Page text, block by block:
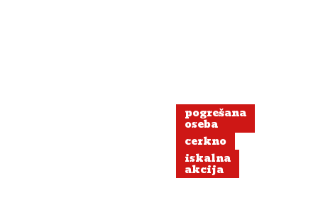
pogrešana
oseba
cerkno
iskalna
akcija